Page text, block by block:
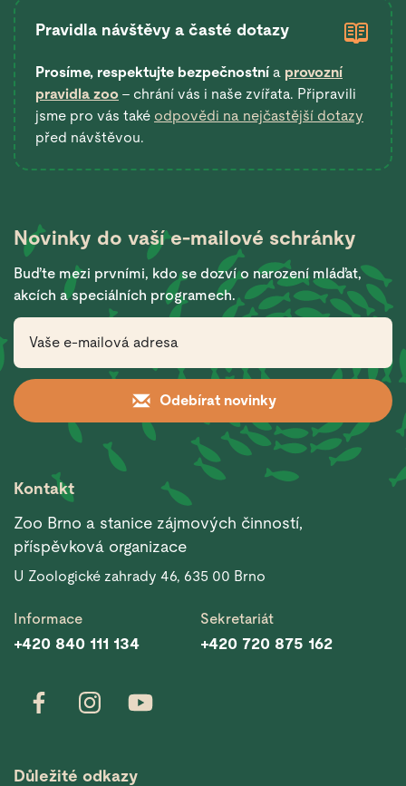
Pravidla návštěvy a časté dotazy
Prosíme, respektujte bezpečnostní a provozní
pravidla zoo – chrání vás i naše zvířata. Připravili
jsme pro vás také odpovědi na nejčastější dotazy
před návštěvou.
Novinky do vašíe-mailové schránky
Buďte mezi prvními, kdo se dozví o narození mláďat,
akcích a speciálních programech.
Odebírat novinky
Kontakt
Zoo Brno a stanice zájmových činností,
příspěvková organizace
U Zoologické zahrady 46, 635 00 Brno
Informace
+420 840 111 134
Sekretariát
+420 720 875 162
Důležité odkazy